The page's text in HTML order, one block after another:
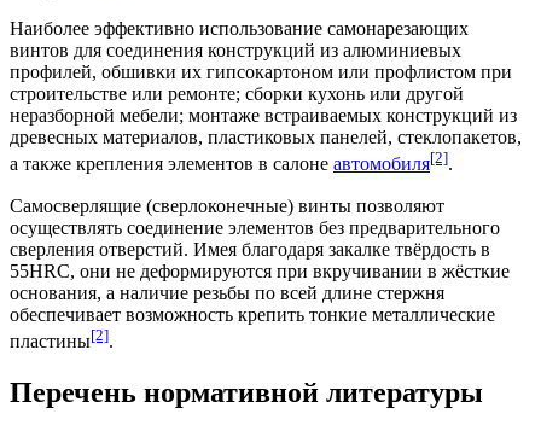
Наиболее эффективно использование самонарезающих
винтов для соединения конструкций из алюминиевых
профилей, обшивки их гипсокартоном или профлистом при
строительстве или ремонте; сборки кухонь или другой
неразборной мебели; монтаже встраиваемых конструкций из
древесных материалов, пластиковых панелей, стеклопакетов,
а также крепления элементов в салоне автомобиля[2].
Самосверлящие (сверлоконечные) винты позволяют
осуществлять соединение элементов без предварительного
сверления отверстий. Имея благодаря закалке твёрдость в
55HRC, они не деформируются при вкручивании в жёсткие
основания, а наличие резьбы по всей длине стержня
обеспечивает возможность крепить тонкие металлические
пластины[2].
Перечень нормативной литературы